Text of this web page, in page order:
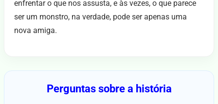
enfrentar o que nos assusta, e às vezes, o que parece
ser um monstro, na verdade, pode ser apenas uma
nova amiga.
Perguntas sobre a história